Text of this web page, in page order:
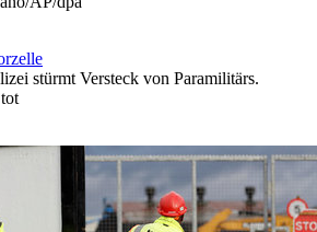
stürmt Versteck von Paramilitärs.